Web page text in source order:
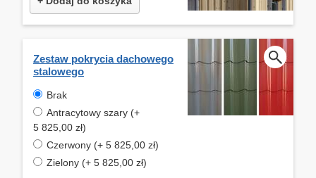
Zestaw pokrycia dachowego
stalowego
Brak
Antracytowy szary (+
5 825,00 zł)
Czerwony (+ 5 825,00 zł)
Zielony (+ 5 825,00 zł)